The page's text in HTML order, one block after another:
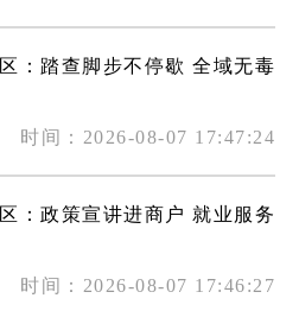
：踏查脚步不停歇 全域无毒
时间：2026-08-07 17:47:24
：政策宣讲进商户 就业服务
时间：2026-08-07 17:46:27